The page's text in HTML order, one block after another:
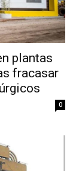
plantas
fracasar
0